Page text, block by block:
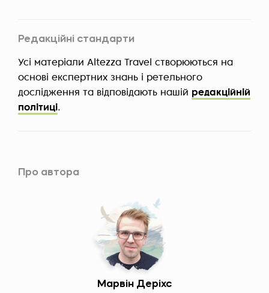
Редакційні стандарти
Усі матеріали Altezza Travel створюються на
основі експертних знань і ретельного
дослідження та відповідають нашій редакційній
політиці.
Про автора
Марвін Деріхс